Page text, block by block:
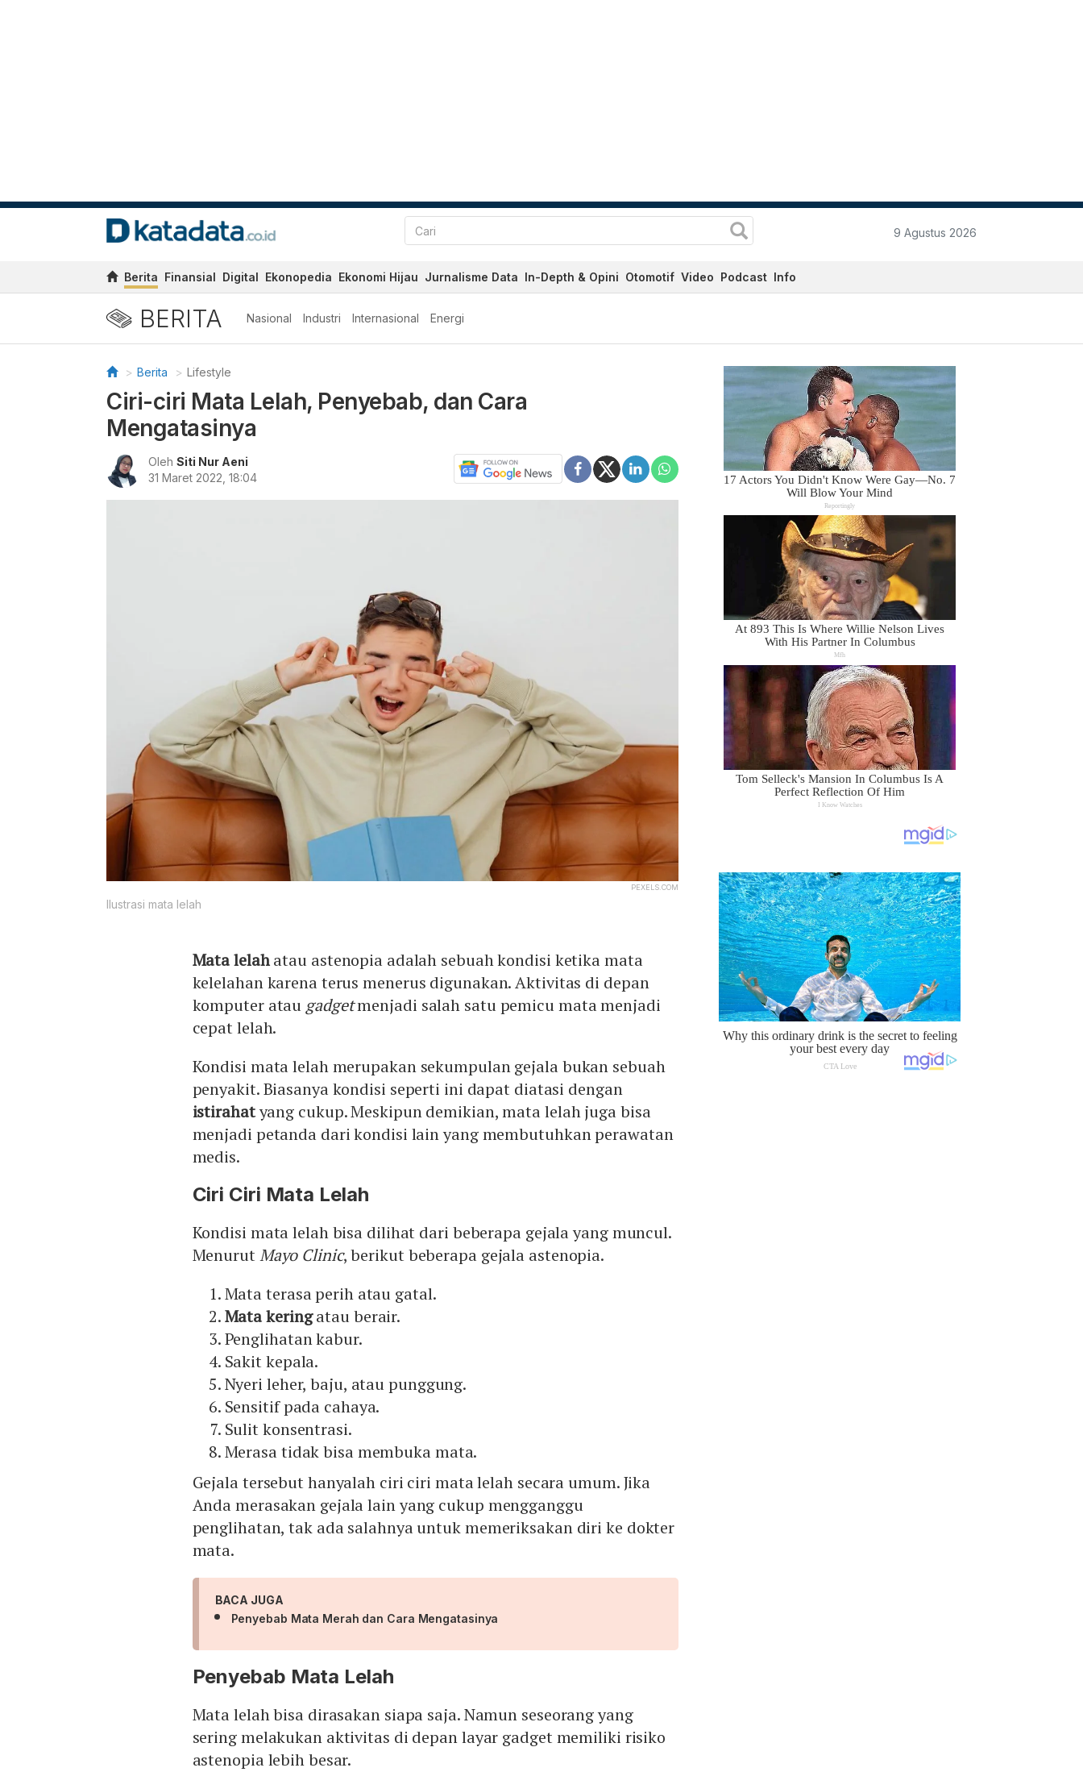
9 Agustus 2026
Berita Finansial Digital Ekonopedia Ekonomi Hijau Jurnalisme Data In-Depth & Opini Otomotif Video Podcast Info
BERITA Nasional Industri Internasional Energi
Berita Lifestyle
Ciri-ciri Mata Lelah, Penyebab, dan Cara
Mengatasinya
Oleh Siti Nur Aeni
31 Maret 2022, 18:04
PEXELS.COM
Ilustrasi mata lelah
Mata lelahatau astenopia adalah sebuah kondisi ketika mata
kelelahan karena terus menerus digunakan. Aktivitas di depan
komputer atau gadgetmenjadi salah satu pemicu mata menjadi
cepat lelah.
Kondisi mata lelah merupakan sekumpulan gejala bukan sebuah
penyakit. Biasanya kondisi seperti ini dapat diatasi dengan
istirahatyang cukup. Meskipun demikian, mata lelah juga bisa
menjadi petanda dari kondisi lain yang membutuhkan perawatan
medis.
Ciri Ciri Mata Lelah
Kondisi mata lelah bisa dilihat dari beberapa gejala yang muncul.
MenurutMayo Clinic, berikut beberapa gejala astenopia.
Mata terasa perih atau gatal.
Mata keringatau berair.
Penglihatan kabur.
Sakit kepala.
Nyeri leher, baju, atau punggung.
Sensitif pada cahaya.
Sulit konsentrasi.
Merasa tidak bisa membuka mata.
Gejala tersebut hanyalah ciri ciri mata lelah secara umum. Jika
Anda merasakan gejala lain yang cukup mengganggu
penglihatan, tak ada salahnya untuk memeriksakan diri ke dokter
mata.
BACA JUGA
Penyebab Mata Merah dan Cara Mengatasinya
Penyebab Mata Lelah
Mata lelah bisa dirasakan siapa saja. Namun seseorang yang
sering melakukan aktivitas di depan layar gadget memiliki risiko
astenopia lebih besar.